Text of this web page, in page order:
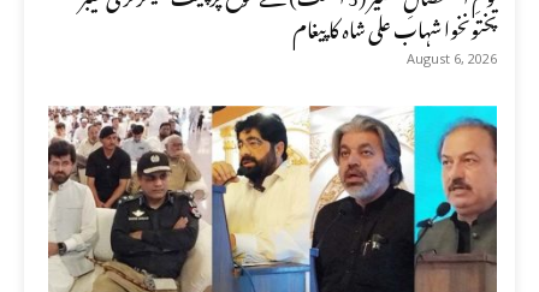
پختونخوا شہاب علی شاہ کا پیغام
August 6, 2026